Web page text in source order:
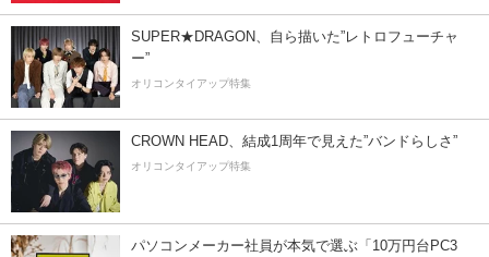
SUPER★DRAGON、自ら描いた”レトロフューチャ
ー”
オリコンタイアップ特集
CROWN HEAD、結成1周年で見えた”バンドらしさ”
オリコンタイアップ特集
パソコンメーカー社員が本気で選ぶ「10万円台PC3